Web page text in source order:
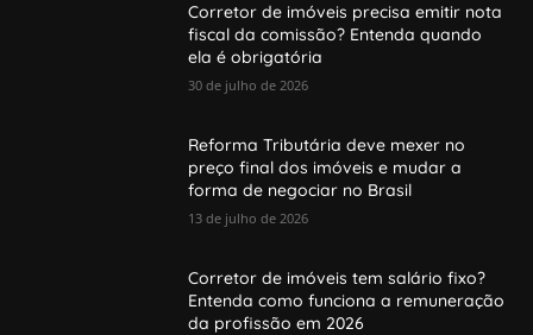
Corretor de imóveis precisa emitir nota
fiscal da comissão? Entenda quando
ela é obrigatória
30 de julho de 2026
Reforma Tributária deve mexer no
preço final dos imóveis e mudar a
forma de negociar no Brasil
13 de julho de 2026
Corretor de imóveis tem salário fixo?
Entenda como funciona a remuneração
da profissão em 2026